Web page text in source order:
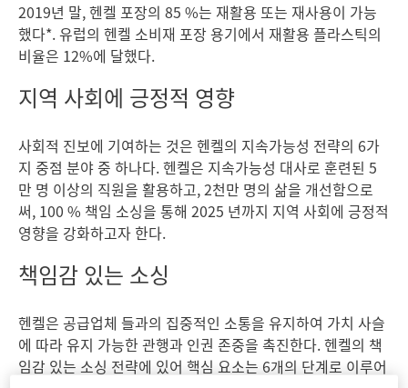
2019년 말, 헨켈 포장의 85 %는 재활용 또는 재사용이 가능
했다*. 유럽의 헨켈 소비재 포장 용기에서 재활용 플라스틱의
비율은 12%에 달했다.
지역 사회에 긍정적 영향
사회적 진보에 기여하는 것은 헨켈의 지속가능성 전략의 6가
지 중점 분야 중 하나다. 헨켈은 지속가능성 대사로 훈련된 5
만 명 이상의 직원을 활용하고, 2천만 명의 삶을 개선함으로
써, 100 % 책임 소싱을 통해 2025 년까지 지역 사회에 긍정적
영향을 강화하고자 한다.
책임감 있는 소싱
헨켈은 공급업체 들과의 집중적인 소통을 유지하여 가치 사슬
에 따라 유지 가능한 관행과 인권 존중을 촉진한다. 헨켈의 책
임감 있는 소싱 전략에 있어 핵심 요소는 6개의 단계로 이루어